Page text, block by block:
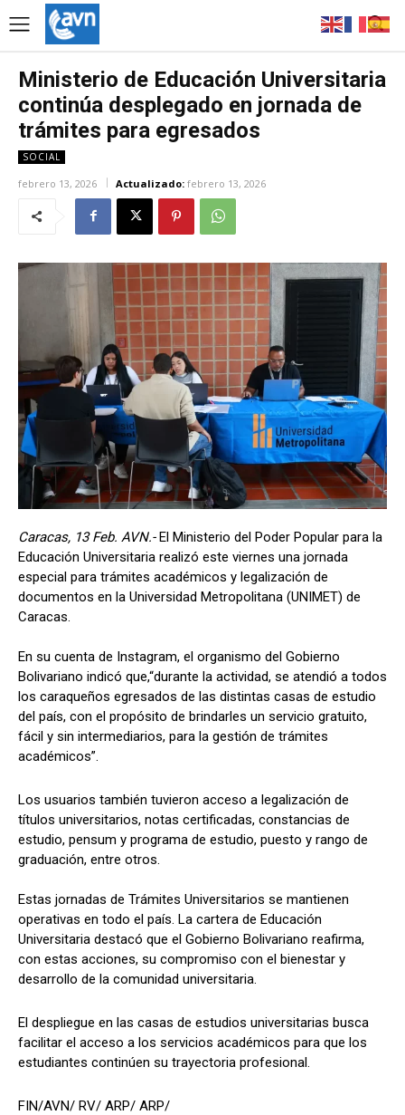
Ministerio de Educación Universitaria
continúa desplegado en jornada de
trámites para egresados
SOCIAL
febrero 13, 2026 Actualizado: febrero 13, 2026
Caracas, 13 Feb. AVN.-El Ministerio del Poder Popular para la
Educación Universitaria realizó este viernes una jornada
especial para trámites académicos y legalización de
documentos en la Universidad Metropolitana (UNIMET) de
Caracas.
En su cuenta de Instagram, el organismo del Gobierno
Bolivariano indicó que,“durante la actividad, se atendió a todos
los caraqueños egresados de las distintas casas de estudio
del país, con el propósito de brindarles un servicio gratuito,
fácil y sin intermediarios, para la gestión de trámites
académicos”.
Los usuarios también tuvieron acceso a legalización de
títulos universitarios, notas certificadas, constancias de
estudio, pensum y programa de estudio, puesto y rango de
graduación, entre otros.
Estas jornadas de Trámites Universitarios se mantienen
operativas en todo el país. La cartera de Educación
Universitaria destacó que el Gobierno Bolivariano reafirma,
con estas acciones, su compromiso con el bienestar y
desarrollo de la comunidad universitaria.
El despliegue en las casas de estudios universitarias busca
facilitar el acceso a los servicios académicos para que los
estudiantes continúen su trayectoria profesional.
FIN/AVN/ RV/ ARP/ ARP/